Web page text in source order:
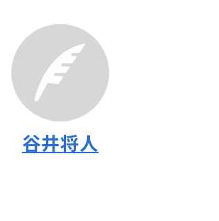
谷井将人